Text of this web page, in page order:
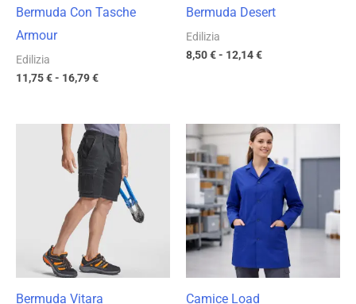
Bermuda Con Tasche
Armour
Edilizia
11,75€- 16,79€
Bermuda Desert
Edilizia
8,50€- 12,14€
Bermuda Vitara
Fascia
di
prezzo:
da
16,09 €
a
22,99 €
Camice Load
Fascia
di
prezzo:
da
12,12 €
17,31 €